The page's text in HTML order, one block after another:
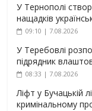
У Тернополі
нащадків
09:10 | 7.08.2026
У Теребовлі
підрядник
08:33 | 7.08.2026
Ліфт у Бучацькій
кримінальному